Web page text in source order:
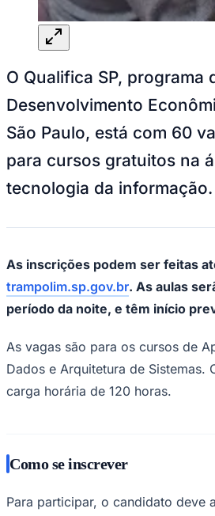
Desenvolvimento
São Paulo, está com 60
para cursos gratuitos na